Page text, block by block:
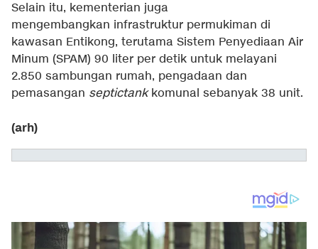
Selain itu, kementerian juga
mengembangkan infrastruktur permukiman di
kawasan Entikong, terutama Sistem Penyediaan Air
Minum (SPAM) 90 liter per detik untuk melayani
2.850 sambungan rumah, pengadaan dan
pemasangan septictankkomunal sebanyak 38 unit.
(arh)